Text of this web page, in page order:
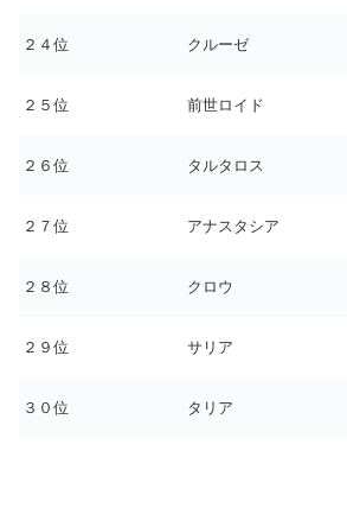
２４位 クルーゼ
２５位 前世ロイド
２６位 タルタロス
２７位 アナスタシア
２８位 クロウ
２９位 サリア
３０位 タリア